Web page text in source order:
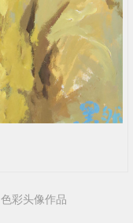
色彩头像作品